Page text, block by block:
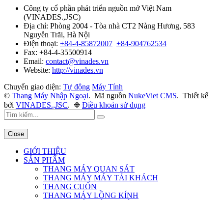
Công ty cổ phần phát triển nguồn mở Việt Nam
(VINADES.,JSC)
Địa chỉ: Phòng 2004 - Tòa nhà CT2 Nàng Hương, 583
Nguyễn Trãi, Hà Nội
Điện thoại: +84-4-85872007 +84-904762534
Fax: +84-4-35500914
Email: contact@vinades.vn
Website: http://vinades.vn
Chuyển giao diện: Tự động Máy Tính
© Thang Máy Nhập Ngoại. Mã nguồn NukeViet CMS. Thiết kế
bởi VINADES.,JSC. ❉ Điều khoản sử dụng
Close
GIỚI THIỆU
SẢN PHẨM
THANG MÁY QUAN SÁT
THANG MÁY MÁY TẢI KHÁCH
THANG CUỐN
THANG MÁY LỒNG KÍNH